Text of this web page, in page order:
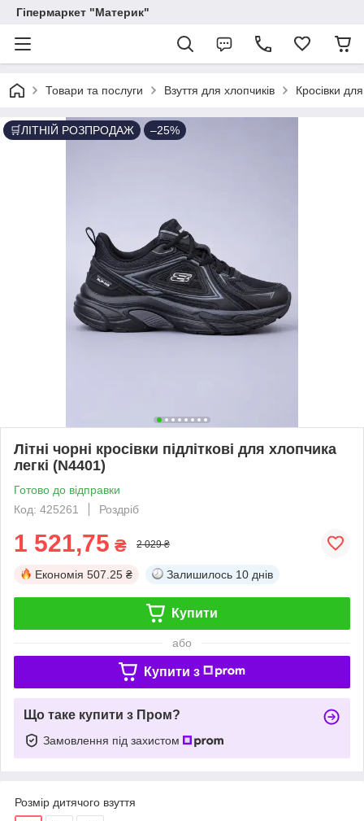
Гіпермаркет "Материк"
Товари та послуги Взуття для хлопчиків Кросівки
🛒ЛІТНІЙ РОЗПРОДАЖ –25%
Літні чорні кросівки підліткові для хлопчика
легкі (N4401)
Готово до відправки
Код: 425261
Роздріб
1 521,75 ₴ 2 029 ₴
Економія 507.25 ₴ Залишилось 10 днів
Купити
або
Купити з
Що таке купити з Пром?
Замовлення під захистом
Розмір дитячого взуття